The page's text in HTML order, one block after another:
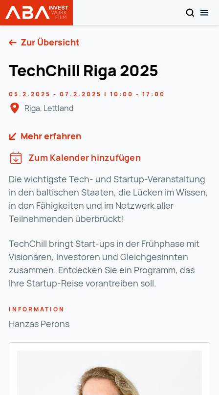
Startseite | INVEST in AUSTRIA
SUCHEN
Zur Übersicht
TechChill Riga 2025
05.2.2025 - 07.2.2025 | 10:00 - 17:00
Riga, Lettland
Mehr erfahren
Zum Kalender hinzufügen
Die wichtigste Tech- und Startup-Veranstaltung
in den baltischen Staaten, die Lücken im Wissen,
in den Fähigkeiten und im Netzwerk aller
Teilnehmenden überbrückt!
TechChill bringt Start-ups in der Frühphase mit
Visionären, Investoren und Gleichgesinnten
zusammen. Entdecken Sie ein Programm, das
Ihre Startup-Reise vorantreiben soll.
INFORMATION
Hanzas Perons